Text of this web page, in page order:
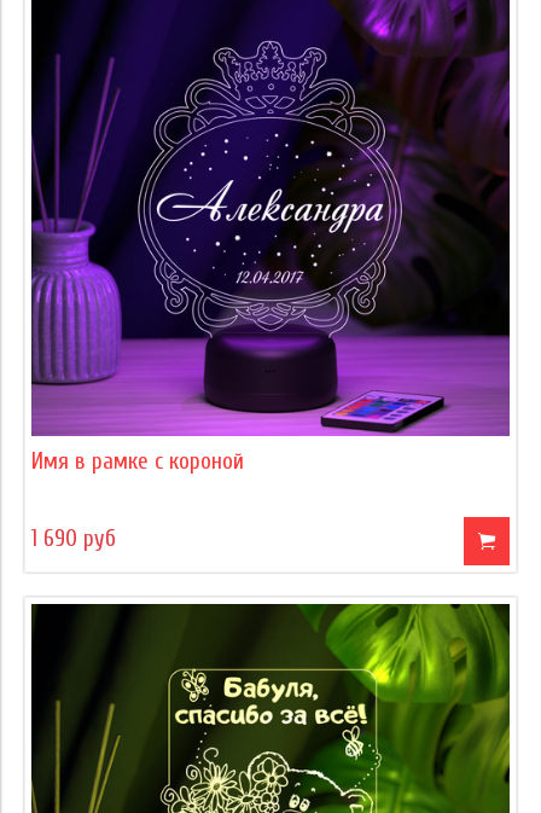
Имя в рамке с короной
1 690 руб